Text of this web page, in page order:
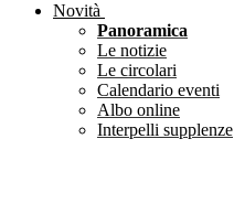
Novità
Panoramica
Le notizie
Le circolari
Calendario eventi
Albo online
Interpelli supplenze